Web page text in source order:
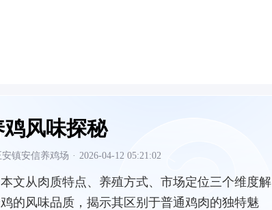
风味探秘
镇安信养鸡场 · 2026-04-12 05:21:02
本文从肉质特点、养殖方式、市场定位三个维度解
的风味品质，揭示其区别于普通鸡肉的独特魅